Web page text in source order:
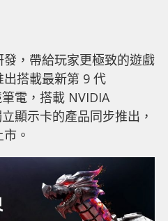
，帶給玩家更極致的遊戲
搭載最新第 9 代
電，搭載 NVIDIA
顯示卡的產品同步推出，
。